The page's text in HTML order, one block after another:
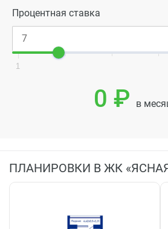
Процентная ставка
1
0 ₽ в
ПЛАНИРОВКИ В ЖК